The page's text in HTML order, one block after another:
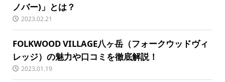
ノバー)」とは？
2023.02.21
FOLKWOOD VILLAGE八ヶ岳（フォークウッドヴィ
レッジ）の魅力や口コミを徹底解説！
2023.01.19